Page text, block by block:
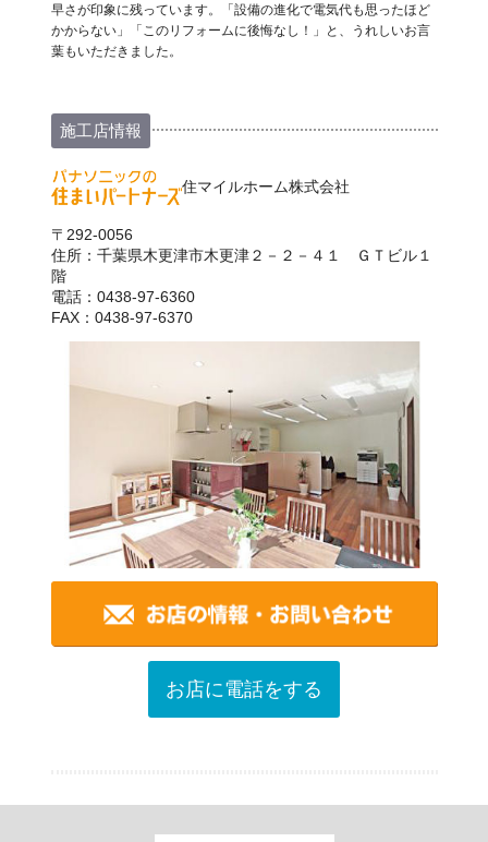
早さが印象に残っています。「設備の進化で電気代も思ったほど
かからない」「このリフォームに後悔なし！」と、うれしいお言
葉もいただきました。
施工店情報
住マイルホーム株式会社
〒292-0056
住所：千葉県木更津市木更津２－２－４１ ＧＴビル１
階
電話：0438-97-6360
FAX：0438-97-6370
お店に電話をする